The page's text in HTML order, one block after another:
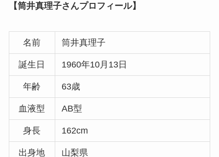
【筒井真理子さんプロフィール】
名前 筒井真理子
誕生日 1960年10月13日
年齢 63歳
血液型 AB型
身長 162cm
出身地 山梨県